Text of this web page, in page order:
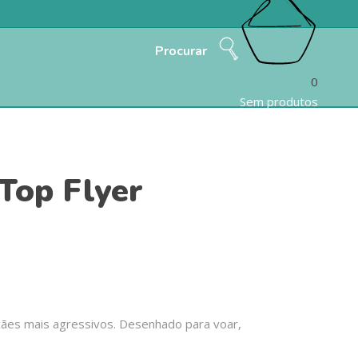
Procurar
0
Sem produtos
Flyer
mais agressivos. Desenhado para voar,